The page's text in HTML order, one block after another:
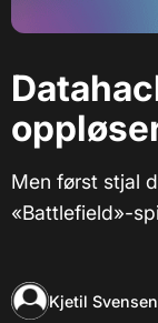
Men først stjal
«Battlefield»-
Kjetil Svensen